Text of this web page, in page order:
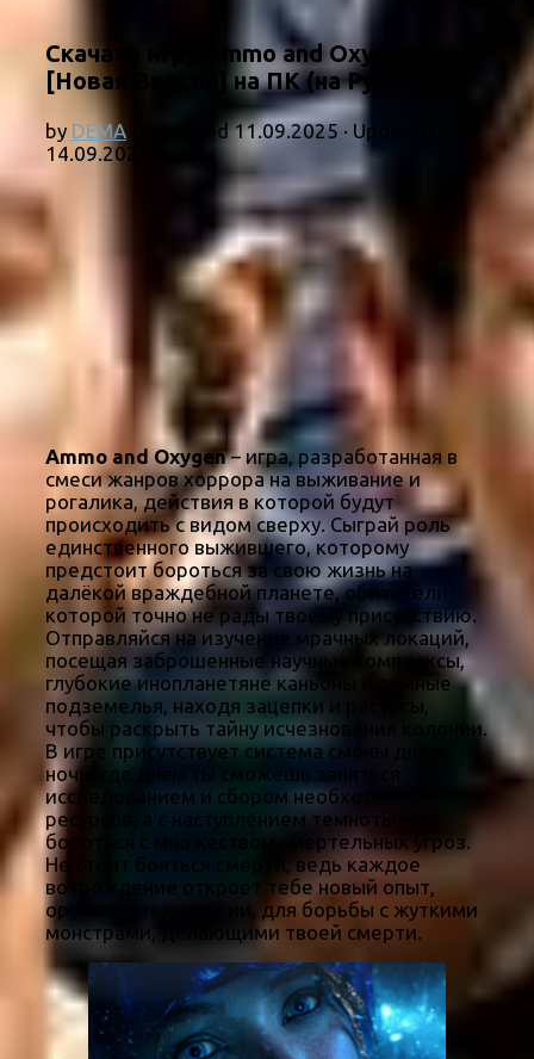
Скачать игру Ammo and Oxygen
[Новая Версия] на ПК (на Русском)
by DEMA · Published11.09.2025· Updated
14.09.2025
Ammo and Oxygen– игра, разработанная в
смеси жанров хоррора на выживание и
рогалика, действия в которой будут
происходить с видом сверху. Сыграй роль
единственного выжившего, которому
предстоит бороться за свою жизнь на
далёкой враждебной планете, обитатели
которой точно не рады твоему присутствию.
Отправляйся на изучение мрачных локаций,
посещая заброшенные научные комплексы,
глубокие инопланетяне каньоны и темные
подземелья, находя зацепки и ресурсы,
чтобы раскрыть тайну исчезновения колонии.
В игре присутствует система смены дня и
ночи, где днём ты сможешь заняться
исследованием и сбором необходимых
ресурсов, а с наступлением темноты –
бороться с множеством смертельных угроз.
Не стоит бояться смерти, ведь каждое
возрождение откроет тебе новый опыт,
оружие и технологии, для борьбы с жуткими
монстрами, делающими твоей смерти.